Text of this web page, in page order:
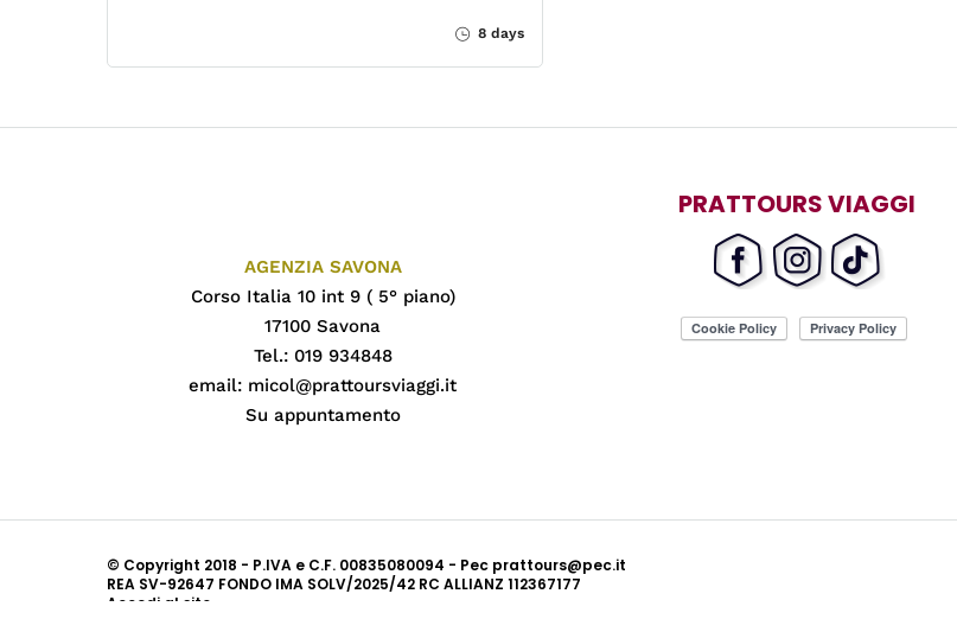
8 days
AGENZIA SAVONA
Corso Italia 10 int 9 ( 5° piano)
17100 Savona
Tel.: 019 934848
email: micol@prattoursviaggi.it
Su appuntamento
PRATTOURS VIAGGI
© Copyright 2018 - P.IVA e C.F. 00835080094 - Pec prattours@pec.it
REA SV-92647 FONDO IMA SOLV/2025/42 RC ALLIANZ 112367177
Accedi al sito